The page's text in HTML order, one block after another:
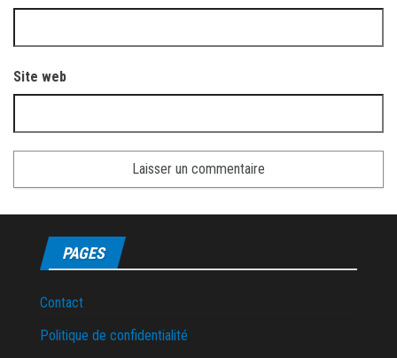
Site web
PAGES
Contact
Politique de confidentialité